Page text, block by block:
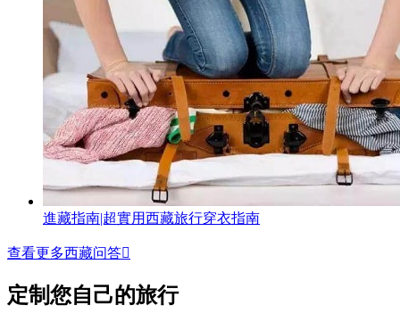
進藏指南|超實用西藏旅行穿衣指南
查看更多西藏问答
定制您自己的旅行